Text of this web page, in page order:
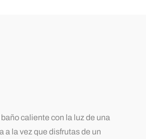
caliente con la luz de una
a la vez que disfrutas de un